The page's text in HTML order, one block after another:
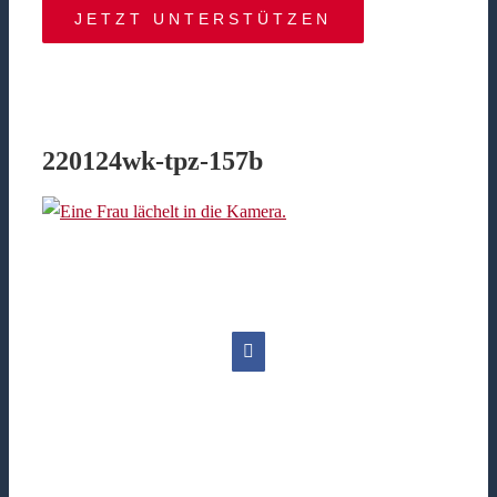
JETZT UNTERSTÜTZEN
220124wk-tpz-157b
Facebook